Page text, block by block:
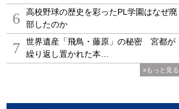
6
高校野球の歴史を彩ったPL学園はなぜ廃
部したのか
7
世界遺産「飛鳥・藤原」の秘密 宮都が
繰り返し置かれた本…
»もっと見る